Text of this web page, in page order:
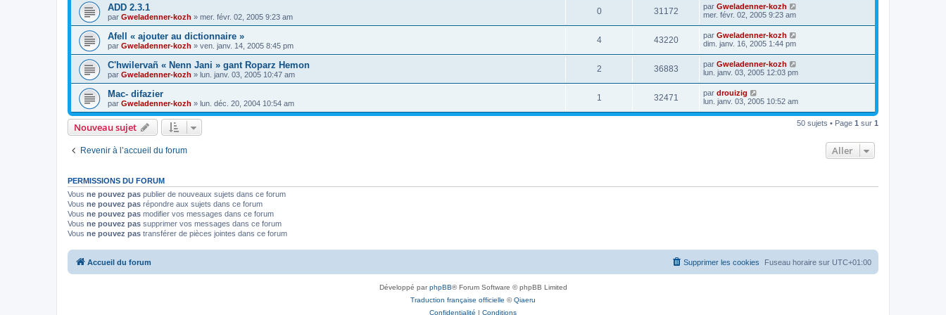
ADD 2.3.1
par Gweladenner-kozh » mer. févr. 02, 2005 9:23 am
0 31172 par Gweladenner-kozh
mer. févr. 02, 2005 9:23 am
Afell « ajouter au dictionnaire »
par Gweladenner-kozh » ven. janv. 14, 2005 8:45 pm
4 43220 par Gweladenner-kozh
dim. janv. 16, 2005 1:44 pm
C'hwilervañ « Nenn Jani » gant Roparz Hemon
par Gweladenner-kozh » lun. janv. 03, 2005 10:47 am
2 36883 par Gweladenner-kozh
lun. janv. 03, 2005 12:03 pm
Mac- difazier
par Gweladenner-kozh » lun. déc. 20, 2004 10:54 am
1 32471 par drouizig
lun. janv. 03, 2005 10:52 am
Nouveau sujet 50 sujets • Page 1 sur 1
Revenir à l’accueil du forum Aller
PERMISSIONS DU FORUM
Vous ne pouvez pas publier de nouveaux sujets dans ce forum
Vous ne pouvez pas répondre aux sujets dans ce forum
Vous ne pouvez pas modifier vos messages dans ce forum
Vous ne pouvez pas supprimer vos messages dans ce forum
Vous ne pouvez pas transférer de pièces jointes dans ce forum
Accueil du forum Fuseau horaire sur UTC+01:00
Supprimer les cookies
Développé parphpBB® Forum Software © phpBB Limited
Traduction française officielle ©Qiaeru
Confidentialité | Conditions